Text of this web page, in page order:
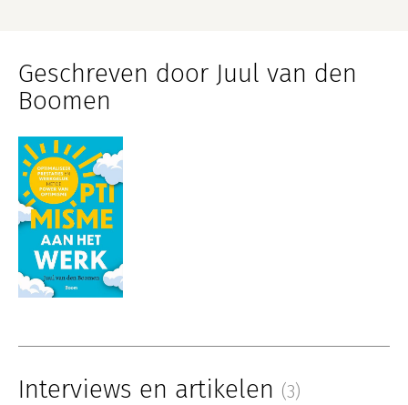
Geschreven door Juul van den
Boomen
Interviews en artikelen (3)